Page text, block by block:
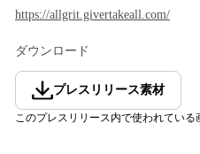
https://allgrit.givertakeall.com/
ダウンロード
プレスリリース素材
このプレスリリース内で使われてい